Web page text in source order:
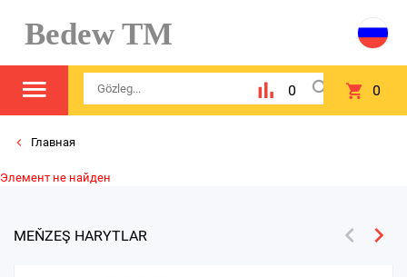
Bedew TM
0 0
Главная
Элемент не найден
MEŇZEŞ HARYTLAR